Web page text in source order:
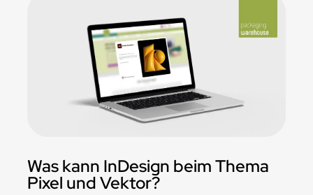
Was kann InDesign beim Thema
Pixel und Vektor?